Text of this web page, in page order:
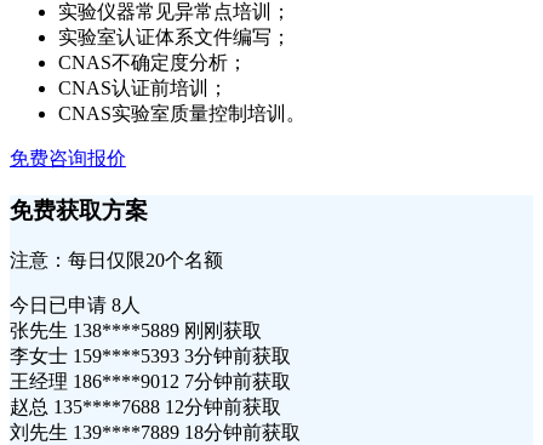
实验仪器常见异常点培训；
实验室认证体系文件编写；
CNAS不确定度分析；
CNAS认证前培训；
CNAS实验室质量控制培训。
免费咨询报价
免费获取方案
注意：每日仅限20个名额
今日已申请 8人
张先生 138****5889 刚刚获取
李女士 159****5393 3分钟前获取
王经理 186****9012 7分钟前获取
赵总 135****7688 12分钟前获取
刘先生 139****7889 18分钟前获取